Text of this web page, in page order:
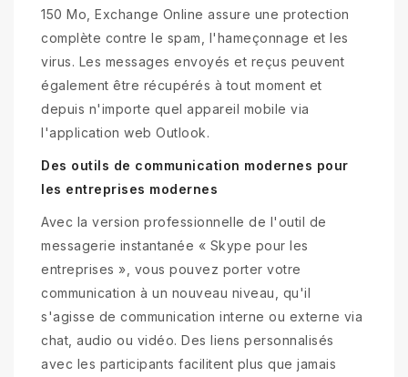
150 Mo, Exchange Online assure une protection
complète contre le spam, l'hameçonnage et les
virus. Les messages envoyés et reçus peuvent
également être récupérés à tout moment et
depuis n'importe quel appareil mobile via
l'application web Outlook.
Des outils de communication modernes pour
les entreprises modernes
Avec la version professionnelle de l'outil de
messagerie instantanée « Skype pour les
entreprises », vous pouvez porter votre
communication à un nouveau niveau, qu'il
s'agisse de communication interne ou externe via
chat, audio ou vidéo. Des liens personnalisés
avec les participants facilitent plus que jamais